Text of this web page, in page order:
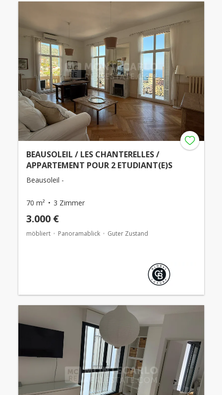
BEAUSOLEIL / LES CHANTERELLES /
APPARTEMENT POUR 2 ETUDIANT(E)S
Beausoleil -
70 m² 3 Zimmer
3.000 €
möbliert Panoramablick Guter Zustand